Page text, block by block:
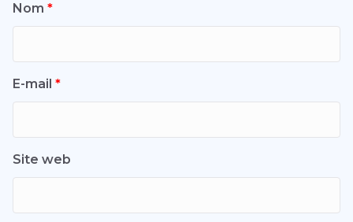
Nom *
E-mail *
Site web